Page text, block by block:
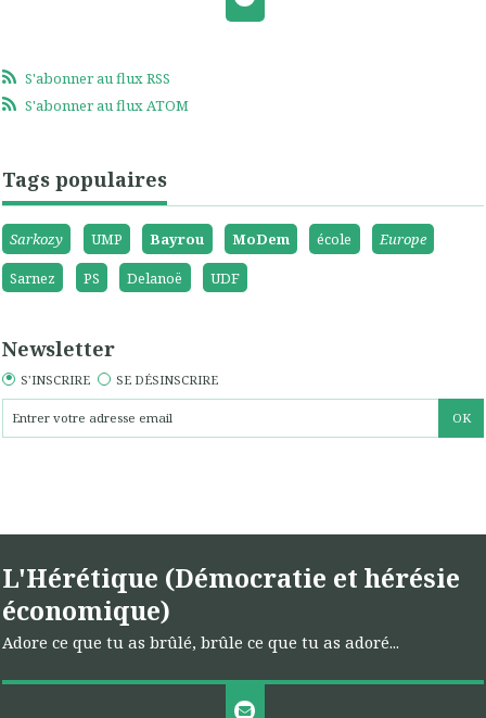
S'abonner au flux RSS
S'abonner au flux ATOM
Tags populaires
Sarkozy UMP Bayrou MoDem école
Europe
Sarnez
PS Delanoë UDF
Newsletter
S'INSCRIRE SE DÉSINSCRIRE
L'Hérétique (Démocratie et hérésie
économique)
Adore ce que tu as brûlé, brûle ce que tu as adoré...